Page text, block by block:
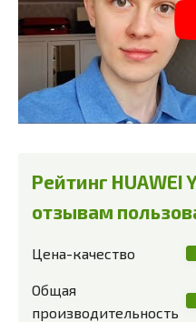
Рейтинг HUAWEI
отзывам
Цена-качество
Общая
производительность